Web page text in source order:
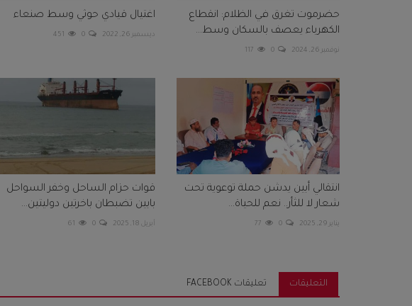
حضرموت تغرق في الظلام: انقطاع
الكهرباء يعصف بالسكان وسط...
نوفمبر 26, 2024 0
117
اغتيال قيادي حوثي وسط صنعاء
ديسمبر 26, 2022 0
451
انتقالي أبين يدشن حملة توعوية تحت
شعار لا للثأر.. نعم للحياة...
يناير 29, 2025 0
77
قوات حزام الساحل وخفر السواحل
بابين تضبطان باخرتين دوليتين...
أبريل 18, 2025 0
61
التعليقات تعليقات FACEBOOK